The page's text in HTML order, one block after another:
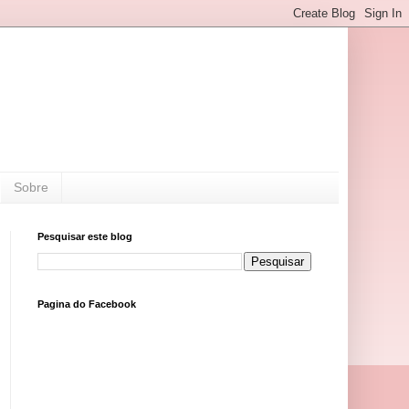
Sobre
Pesquisar este blog
Pagina do Facebook